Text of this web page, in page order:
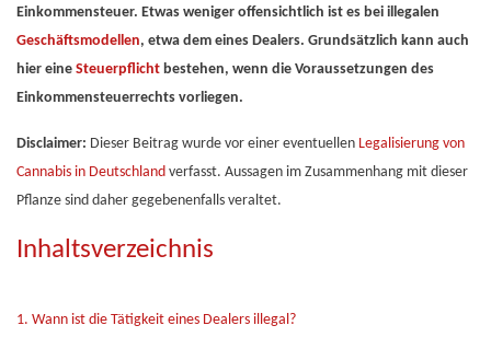
Einkommensteuer. Etwas weniger offensichtlich ist es bei illegalen
Geschäftsmodellen, etwa dem eines Dealers. Grundsätzlich kann auch
hier eine Steuerpflicht bestehen, wenn die Voraussetzungen des
Einkommensteuerrechts vorliegen.
Disclaimer: Dieser Beitrag wurde vor einer eventuellen Legalisierung von
Cannabis in Deutschland verfasst. Aussagen im Zusammenhang mit dieser
Pflanze sind daher gegebenenfalls veraltet.
Inhaltsverzeichnis
1. Wann ist die Tätigkeit eines Dealers illegal?